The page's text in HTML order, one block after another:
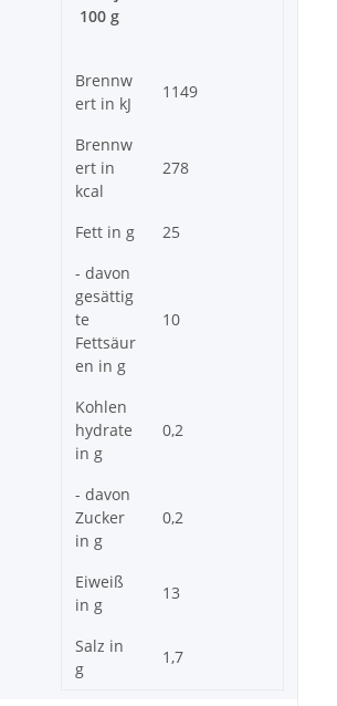
100 g
Brennw
ert in kJ
1149
Brennw
ert in
kcal
278
Fett in g
25
- davon
gesättig
te
Fettsäur
en in g
10
Kohlen
hydrate
in g
0,2
- davon
Zucker
in g
0,2
Eiweiß
in g
13
Salz in
g
1,7